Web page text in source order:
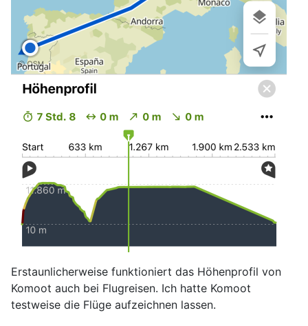
Erstaunlicherweise funktioniert das Höhenprofil von
Komoot auch bei Flugreisen. Ich hatte Komoot
testweise die Flüge aufzeichnen lassen.